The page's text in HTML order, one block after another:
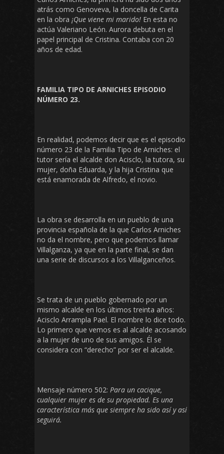
atrás como Genoveva, la doncella de Carita
en la obra ¡Que viene mi marido! En esta no
actúa Valeriano León. Aurora debuta en el
papel principal de Cristina. Contaba con 20
años de edad.
FAMILIA TIPO DE ARNICHES EPISODIO
NÚMERO 23.
En realidad, podemos decir que es el episodio
número 23 de la Familia Tipo de Arniches: el
tutor sería el alcalde don Acisclo, la tutora, su
mujer, doña Eduarda, y la hija Cristina que
está enamorada de Alfredo, el novio.
La obra se desarrolla en un pueblo de una
provincia española de la que Carlos Arniches
no da el nombre, pero que podemos llamar
Villalganza, ya que en la parte final, se dan
una serie de discursos a los Villalganceños.
Se trata de un pueblo gobernado por un
mismo alcalde en los últimos treinta años:
Acisclo Arrampla Pael. El nombre lo dice todo.
Lo primero que vemos es al alcalde acosando
a la mujer de uno de sus amigos. Él se
considera con “derecho” por ser el alcalde.
Mensaje número 502: Para un cacique,
cualquier mujer es de su propiedad. Es una
característica más que siempre ha sido así y así
seguirá.